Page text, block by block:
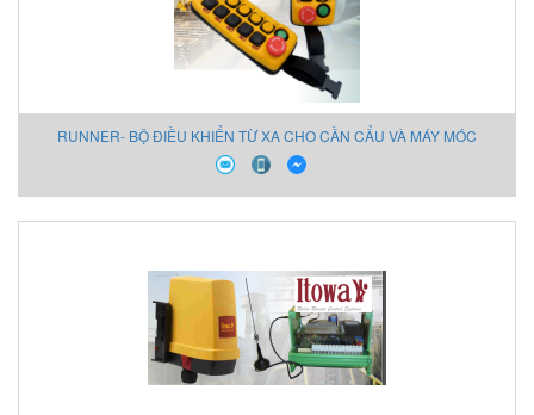
RUNNER- BỘ ĐIỀU KHIỂN TỪ XA CHO CẦN CẨU VÀ MÁY MÓC